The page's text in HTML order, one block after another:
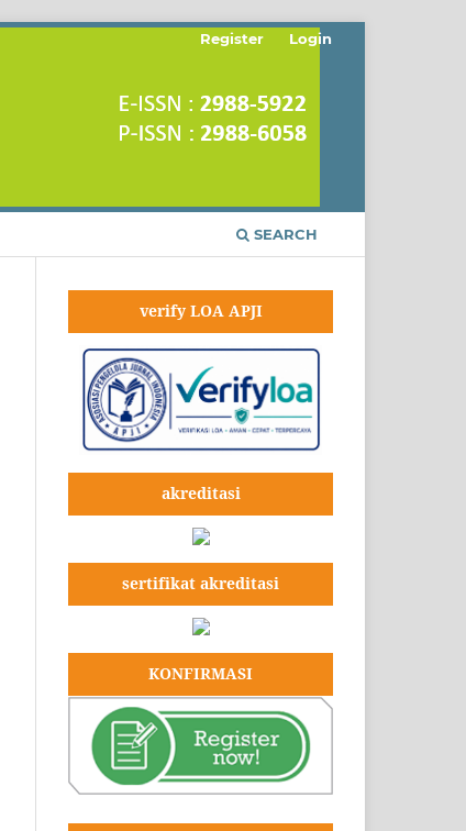
SEARCH
Register Login
verify LOA APJI
akreditasi
sertifikat akreditasi
KONFIRMASI